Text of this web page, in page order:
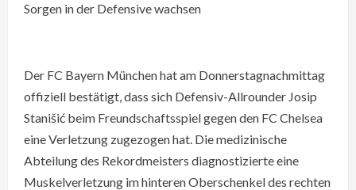
Sorgen in der Defensive wachsen
Der FC Bayern München hat am Donnerstagnachmittag
offiziell bestätigt, dass sich Defensiv-Allrounder Josip
Stanišić beim Freundschaftsspiel gegen den FC Chelsea
eine Verletzung zugezogen hat. Die medizinische
Abteilung des Rekordmeisters diagnostizierte eine
Muskelverletzung im hinteren Oberschenkel des rechten